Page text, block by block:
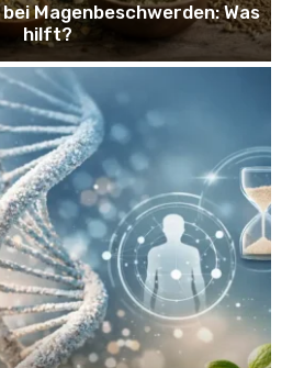
Magenbeschwerden: Was
hilft?